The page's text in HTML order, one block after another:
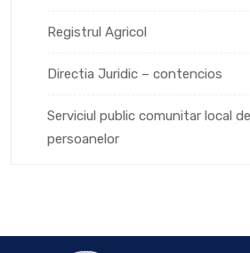
Registrul Agricol
Directia Juridic – contencios
Serviciul public comunitar local
persoanelor